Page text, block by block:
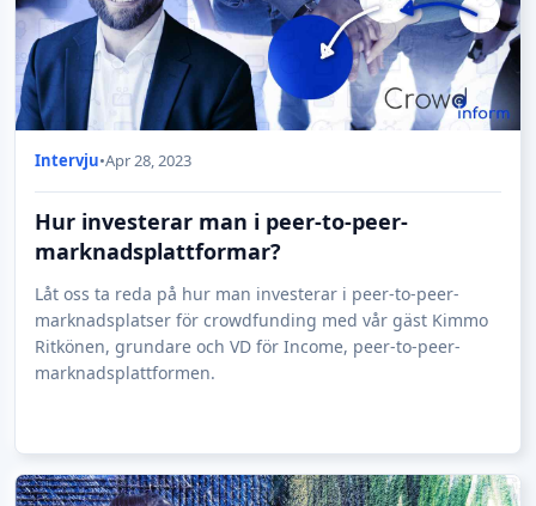
Intervju•Apr 28, 2023
Hur investerar man i peer-to-peer-
marknadsplattformar?
Låt oss ta reda på hur man investerar i peer-to-peer-
marknadsplatser för crowdfunding med vår gäst Kimmo
Ritkönen, grundare och VD för Income, peer-to-peer-
marknadsplattformen.